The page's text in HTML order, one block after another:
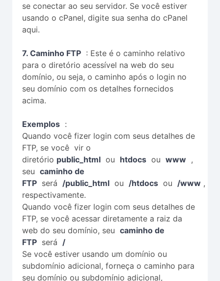
se conectar ao seu servidor. Se você estiver
usando o cPanel, digite sua senha do cPanel
aqui.
7. Caminho FTP : Este é o caminho relativo
para o diretório acessível na web do seu
domínio, ou seja, o caminho após o login no
seu domínio com os detalhes fornecidos
acima.
Exemplos :
Quando você fizer login com seus detalhes de
FTP, se você vir o
diretório public_html ou htdocs ou www ,
seu caminho de
FTP será /public_html ou /htdocs ou /www ,
respectivamente.
Quando você fizer login com seus detalhes de
FTP, se você acessar diretamente a raiz da
web do seu domínio, seu caminho de
FTP será /
Se você estiver usando um domínio ou
subdomínio adicional, forneça o caminho para
seu domínio ou subdomínio adicional,